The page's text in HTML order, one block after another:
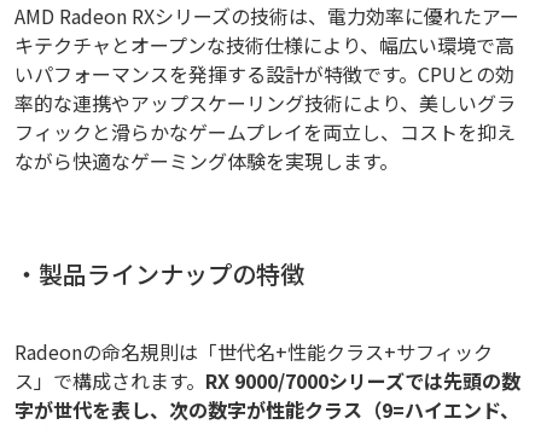
AMD Radeon RXシリーズの技術は、電力効率に優れたアー
キテクチャとオープンな技術仕様により、幅広い環境で高
いパフォーマンスを発揮する設計が特徴です。CPUとの効
率的な連携やアップスケーリング技術により、美しいグラ
フィックと滑らかなゲームプレイを両立し、コストを抑え
ながら快適なゲーミング体験を実現します。
・製品ラインナップの特徴
Radeonの命名規則は「世代名+性能クラス+サフィック
ス」で構成されます。 RX 9000/7000シリーズでは先頭の数
字が世代を表し、次の数字が性能クラス（9=ハイエンド、